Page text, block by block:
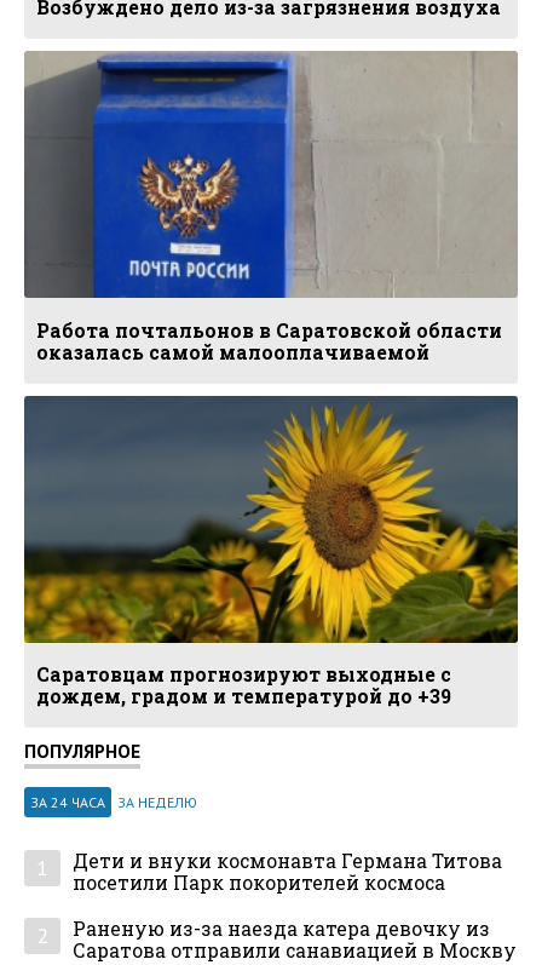
Возбуждено дело из-за загрязнения воздуха
Работа почтальонов в Саратовской области
оказалась самой малооплачиваемой
Саратовцам прогнозируют выходные с
дождем, градом и температурой до +39
ПОПУЛЯРНОЕ
ЗА 24 ЧАСА ЗА НЕДЕЛЮ
1
Дети и внуки космонавта Германа Титова
посетили Парк покорителей космоса
2
Раненую из-за наезда катера девочку из
Саратова отправили санавиацией в Москву